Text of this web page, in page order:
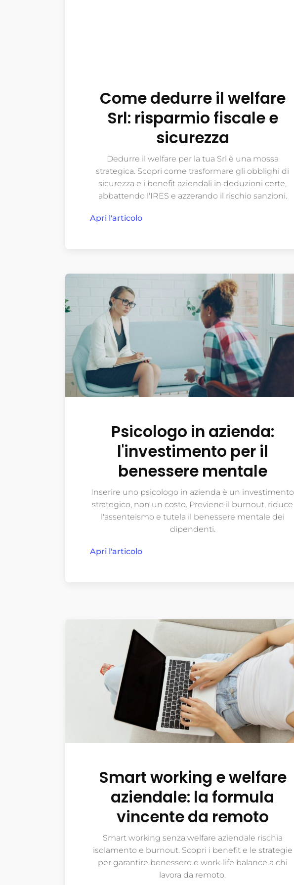
Come dedurre il welfare
Srl: risparmio fiscale e
sicurezza
Dedurre il welfare per la tua Srl è una mossa
strategica. Scopri come trasformare gli obblighi di
sicurezza e i benefit aziendali in deduzioni certe,
abbattendo l'IRES e azzerando il rischio sanzioni.
Apri l'articolo
Psicologo in azienda:
l'investimento per il
benessere mentale
Inserire uno psicologo in azienda è un investimento
strategico, non un costo. Previene il burnout, riduce
l'assenteismo e tutela il benessere mentale dei
dipendenti.
Apri l'articolo
Smart working e welfare
aziendale: la formula
vincente da remoto
Smart working senza welfare aziendale rischia
isolamento e burnout. Scopri i benefit e le strategie
per garantire benessere e work-life balance a chi
lavora da remoto.